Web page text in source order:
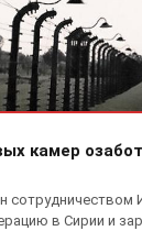
камер
сотрудничеством
в Сирии и